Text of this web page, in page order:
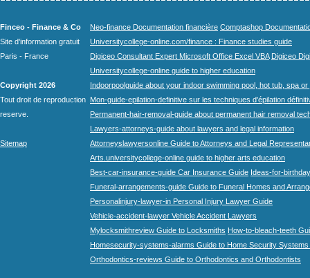
Finceo - Finance & Co
Site d'information gratuit
Paris - France
Copyright 2026
Tout droit de reproduction
reserve.
Sitemap
Neo-finance Documentation financière Comptashop
Universitycollege-online.com/finance : Finance studies guide
Digiceo Consultant Expert Microsoft Office Excel VBA Digiceo
Universitycollege-online guide to higher education
Indoorpoolguide about your indoor swimming pool, hot tub, spa
Mon-guide-epilation-definitive sur les techniques d'épilation
Permanent-hair-removal-guide about permanent hair removal
Lawyers-attorneys-guide about lawyers and legal information
Attorneyslawyersonline Guide to Attorneys and Legal
Arts.universitycollege-online guide to higher arts education
Best-car-insurance-guide Car Insurance Guide Ideas-for-
Funeral-arrangements-guide Guide to Funeral Homes and
Personalinjury-lawyer-in Personal Injury Lawyer Guide
Vehicle-accident-lawyer Vehicle Accident Lawyers
Mylocksmithreview Guide to Locksmiths How-to-bleach-teeth
Homesecurity-systems-alarms Guide to Home Security Systems
Orthodontics-reviews Guide to Orthodontics and Orthodontists